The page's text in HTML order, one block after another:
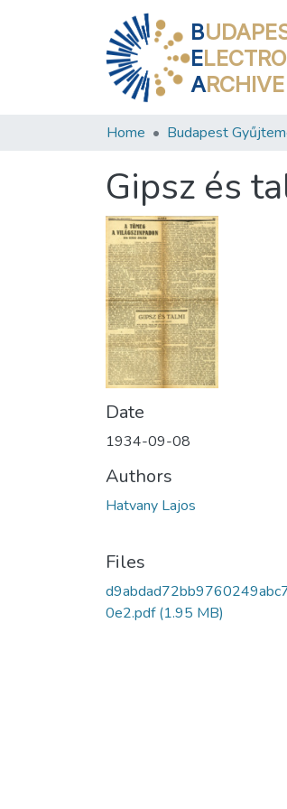
B
E
ARCHIVE
Home Budapest
Gipsz és
Date
1934-09-08
Authors
Hatvany Lajos
Files
0e2.pdf(1.95 MB)